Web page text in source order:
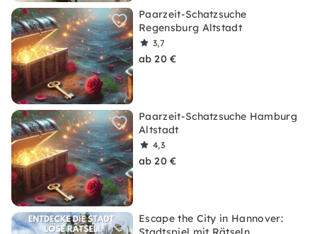
Paarzeit-Schatzsuche
Regensburg Altstadt
3,7
ab 20 €
Paarzeit-Schatzsuche Hamburg
Altstadt
4,3
ab 20 €
Escape the City in Hannover: